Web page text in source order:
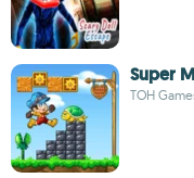
Super
TOH